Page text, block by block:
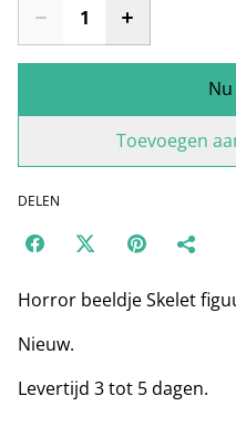
Toevoegen
DELEN
Horror beeldje Skelet
Nieuw.
Levertijd 3 tot 5 dagen.